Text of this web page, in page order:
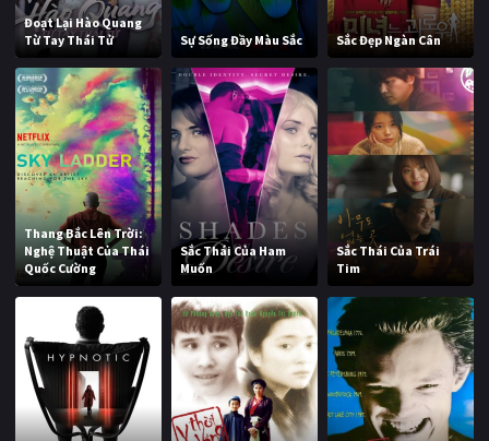
Đoạt Lại Hào Quang
Từ Tay Thái Tử
Sự Sống Đầy Màu Sắc Sắc Đẹp Ngàn Cân
Thang Bắc Lên Trời:
Nghệ Thuật Của Thái
Quốc Cường
Sắc Thái Của Ham
Muốn
Sắc Thái Của Trái
Tim